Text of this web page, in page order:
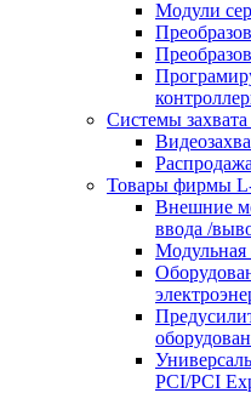
Модули
Системы
Распродажа
Товары фирмы
Внешние
ввода /
Модульная
PCI/PCI